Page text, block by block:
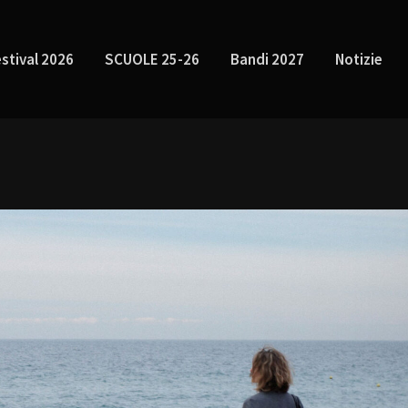
2026 SCUOLE 25-26 Bandi 2027 Notizie